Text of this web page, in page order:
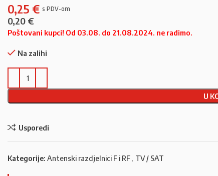
0,25 €
0,20 €
Poštovani kupci! Od 03.08. do 21.08.2024. ne radimo.
Na zalihi
U
Usporedi
Kategorije: Antenski razdjelnici F i RF, TV / SAT